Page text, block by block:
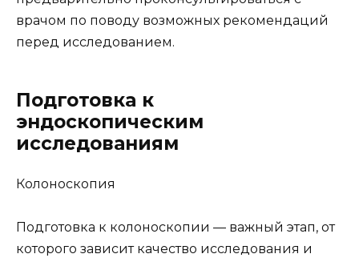
врачом по поводу возможных рекомендаций
перед исследованием.
Подготовка к
эндоскопическим
исследованиям
Колоноскопия
Подготовка к колоноскопии — важный этап, от
которого зависит качество исследования и